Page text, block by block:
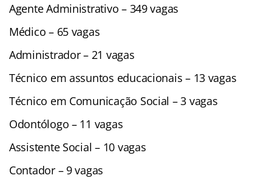
Agente Administrativo – 349 vagas
Médico – 65 vagas
Administrador – 21 vagas
Técnico em assuntos educacionais – 13 vagas
Técnico em Comunicação Social – 3 vagas
Odontólogo – 11 vagas
Assistente Social – 10 vagas
Contador – 9 vagas